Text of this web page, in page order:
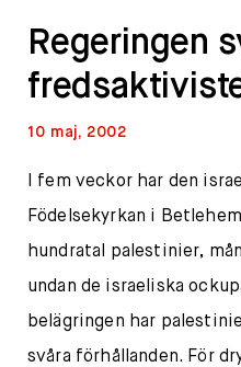
Regeringen
10 maj, 2002
I fem veckor har den
Födelsekyrkan i
hundratal palestinier,
undan de israeliska
belägringen har
svåra förhållanden. För